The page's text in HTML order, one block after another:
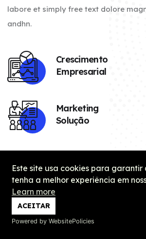
Este site usa cookies para garantir
tenha a melhor experiência em
Learn more
ACEITAR
Powered by WebsitePolicies
labore et simply free text dolore
andhn.
Crescimento
Empresarial
Marketing
Solução